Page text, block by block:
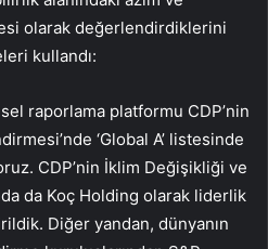
olarak değerlendirdiklerini
kullandı:
raporlama platformu CDP’nin
‘Global A’ listesinde
CDP’nin İklim Değişikliği ve
da Koç Holding olarak liderlik
Diğer yandan, dünyanın